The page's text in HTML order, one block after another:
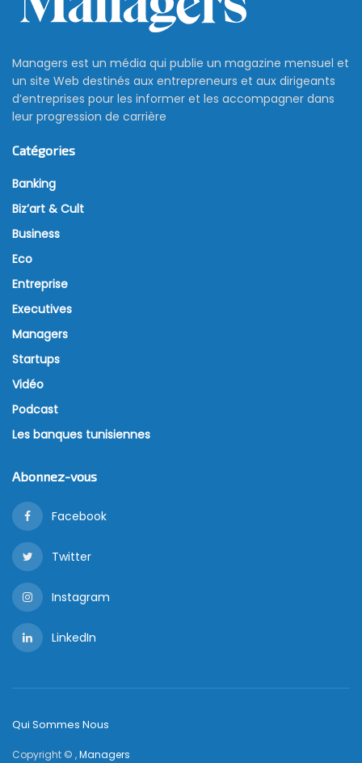
Managers est un média qui publie un magazine mensuel et
un site Web destinés aux entrepreneurs et aux dirigeants
d’entreprises pour les informer et les accompagner dans
leur progression de carrière
Catégories
Banking
Biz’art & Cult
Business
Eco
Entreprise
Executives
Managers
Startups
Vidéo
Podcast
Les banques tunisiennes
Abonnez-vous
Facebook
Twitter
Instagram
LinkedIn
Qui Sommes Nous
Copyright © ,Managers